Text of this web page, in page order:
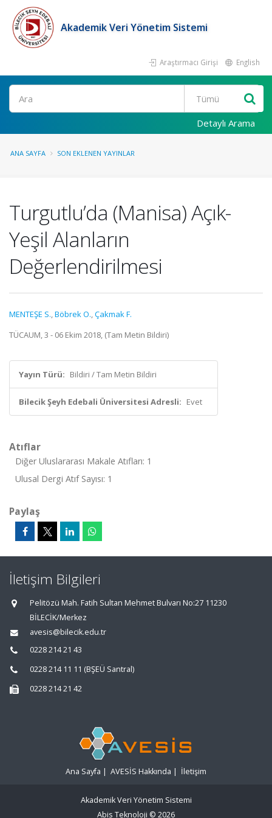
Akademik Veri Yönetim Sistemi
Araştırmacı Girişi English
Ara
Detaylı Arama
ANA SAYFA SON EKLENEN YAYINLAR
Turgutlu’da (Manisa) Açık-
Yeşil Alanların
Değerlendirilmesi
MENTEŞE S.,Böbrek O.,Çakmak F.
TÜCAUM, 3 - 06 Ekim 2018, (Tam Metin Bildiri)
Yayın Türü: Bildiri / Tam Metin Bildiri
Bilecik Şeyh Edebali Üniversitesi Adresli: Evet
Atıflar
Diğer Uluslararası Makale Atıfları: 1
Ulusal Dergi Atıf Sayısı: 1
Paylaş
İletişim Bilgileri
Pelitözü Mah. Fatih Sultan Mehmet Bulvarı No:27 11230
BİLECİK/Merkez
avesis@bilecik.edu.tr
0228 214 21 43
0228 214 11 11 (BŞEÜ Santral)
0228 214 21 42
Ana Sayfa | AVESİS Hakkında | İletişim
Akademik Veri Yönetim Sistemi
Abis Teknoloji © 2026